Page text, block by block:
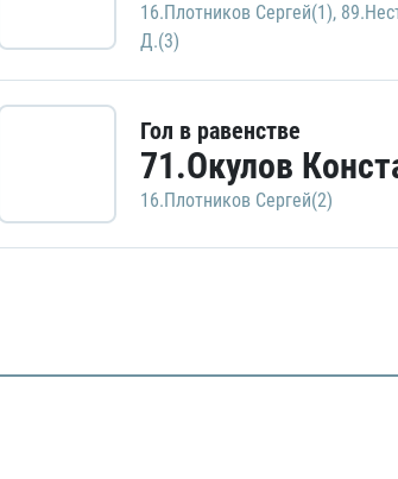
16.Плотников Сергей(1),
Д.(3)
Гол в равенстве
71.Окулов
16.Плотников Сергей(2)